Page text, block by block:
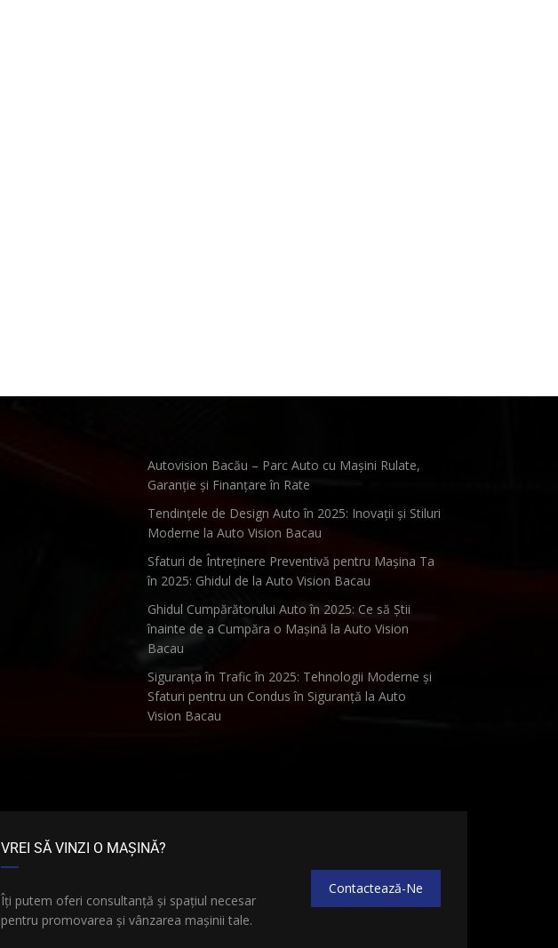
Autovision Bacău – Parc Auto cu Mașini Rulate,
Garanție și Finanțare în Rate
Tendințele de Design Auto în 2025: Inovații și Stiluri
Moderne la Auto Vision Bacau
Sfaturi de Întreținere Preventivă pentru Mașina Ta
în 2025: Ghidul de la Auto Vision Bacau
Ghidul Cumpărătorului Auto în 2025: Ce să Știi
înainte de a Cumpăra o Mașină la Auto Vision
Bacau
Siguranța în Trafic în 2025: Tehnologii Moderne și
Sfaturi pentru un Condus în Siguranță la Auto
Vision Bacau
VREI SĂ VINZI O MAȘINĂ?
Îți putem oferi consultanță și spațiul necesar
pentru promovarea și vânzarea mașinii tale.
Contactează-Ne